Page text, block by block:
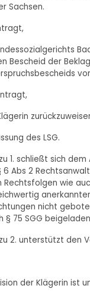
Sachsen.
Bescheid der
des LSG.
1. schließt sich
Abs 2
Rechtsfolgen wie
nicht
75 SGG
2. unterstützt den
der Klägerin ist